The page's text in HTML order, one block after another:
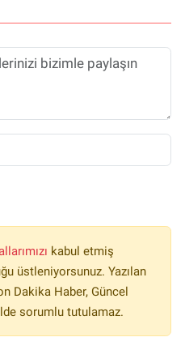
kabul etmiş
üstleniyorsunuz. Yazılan
Dakika Haber, Güncel
sorumlu tutulamaz.